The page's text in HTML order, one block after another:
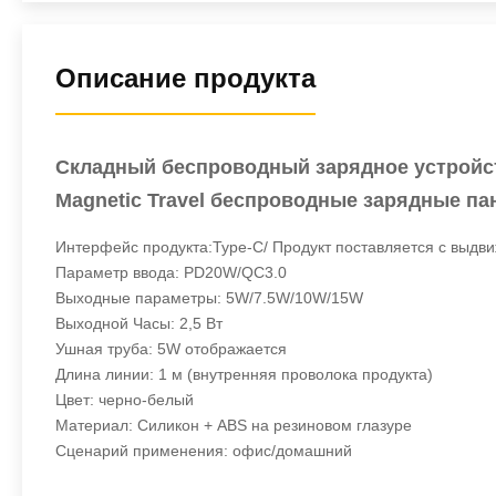
Описание продукта
Складный беспроводный зарядное
Magnetic Travel беспроводные зарядные
Интерфейс продукта:Type-C/ Продукт поставляется с
Параметр ввода: PD20W/QC3.0
Выходные параметры: 5W/7.5W/10W/15W
Выходной Часы: 2,5 Вт
Ушная труба: 5W отображается
Длина линии: 1 м (внутренняя проволока продукта)
Цвет: черно-белый
Материал: Силикон + ABS на резиновом глазуре
Сценарий применения: офис/домашний